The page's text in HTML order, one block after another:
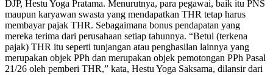
DJP, Hestu Yoga Pratama. Menurutnya, para pegawai, baik itu PNS
maupun karyawan swasta yang mendapatkan THR tetap harus
membayar pajak THR. Sebagaimana bonus pendapatan yang
mereka terima dari perusahaan setiap tahunnya. “Betul (terkena
pajak) THR itu seperti tunjangan atau penghasilan lainnya yang
merupakan objek PPh dan merupakan objek pemotongan PPh Pasal
21/26 oleh pemberi THR,” kata, Hestu Yoga Saksama, dilansir dari